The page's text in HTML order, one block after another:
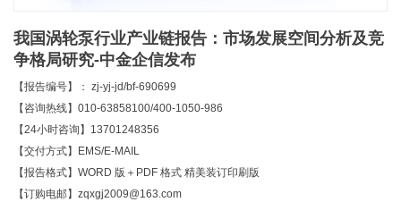
我国涡轮泵行业产业链报告：市场发展空间分析及竞
争格局研究-中金企信发布
【报告编号】： zj-yj-jd/bf-690699
【咨询热线】010-63858100/400-1050-986
【24小时咨询】13701248356
【交付方式】EMS/E-MAIL
【报告格式】WORD 版＋PDF 格式 精美装订印刷版
【订购电邮】zqxgj2009@163.com